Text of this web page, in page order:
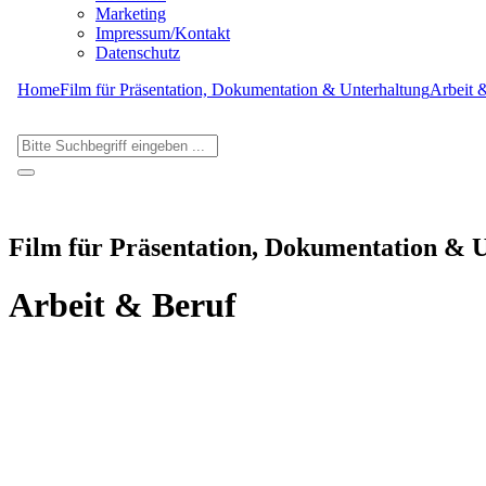
Marketing
Impressum/Kontakt
Datenschutz
HomeFilm für Präsentation, Dokumentation & UnterhaltungArbeit
Film für Präsentation, Dokumentation &
Arbeit & Beruf